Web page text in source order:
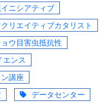
ニシアティブ
リエイティブカタリスト
ウ目害虫抵抗性
エンス
講座
データセンター